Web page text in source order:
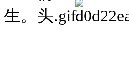
生。